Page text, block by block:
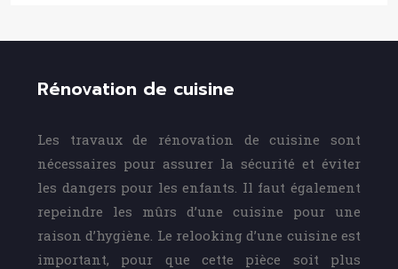
Rénovation de cuisine
Les travaux de rénovation de cuisine sont
nécessaires pour assurer la sécurité et éviter
les dangers pour les enfants. Il faut également
repeindre les mûrs d’une cuisine pour une
raison d’hygiène. Le relooking d’une cuisine est
important, pour que cette pièce soit plus